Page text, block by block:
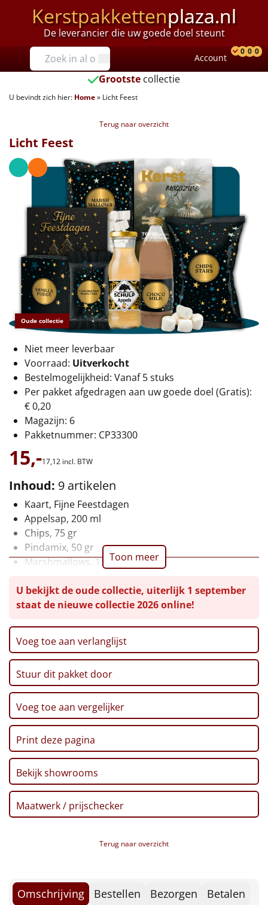
Kerstpakkettenplaza.nl
De leverancier die uw goede doel steunt
Prijzen
Tot €25
€25 tot €35
€40 tot €45
€50 tot €55
€55 tot €75
€75 tot €100
€100 en hoger
Alle kerstpakketten 2026
Thema
Origineel
Rituals
Luxe
Mannen
Vrouwen
Duurzaam
Leuke
Goedkope
Uniek
Alle thema's
Artikel
Hitster NIEUW
Pizzarette
Tas
Wake up light
NIEUW
Borrelplank
NIEUW
Noodradio NIEUW
Account
0 0 0
Grootste collectie
U bevindt zich hier: Home» Licht Feest
Terug naar overzicht
Oude collectie
Licht Feest
Niet meer leverbaar
Voorraad: Uitverkocht
Bestelmogelijkheid: Vanaf 5 stuks
Per pakket afgedragen aan uw goede doel (Gratis):
€ 0,20
Magazijn: 6
Pakketnummer: CP33300
15,-17,12 incl. BTW
Inhoud: 9 artikelen
Kaart, Fijne Feestdagen
Appelsap, 200 ml
Chips, 75 gr
Pindamix, 50 gr
Marshmallows, 150 gr
Chocomelk, 500 ml
Kerstmagazine 2025
Toon meer
U bekijkt de oude collectie, uiterlijk 1 september
staat de nieuwe collectie 2026 online!
Voeg toe aan verlanglijst
Stuur dit pakket door
Voeg toe aan vergelijker
Print deze pagina
Bekijk showrooms
Maatwerk / prijschecker
Terug naar overzicht
Omschrijving Bestellen Bezorgen Betalen